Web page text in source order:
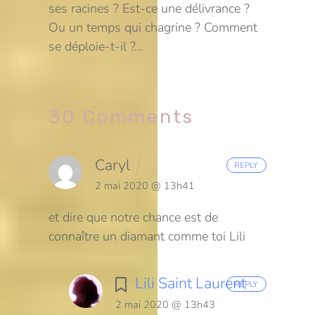
ses racines ? Est-ce une délivrance ?
Ou un temps qui chagrine ? Comment
se déploie-t-il ?…
30 Comments
Caryl
2 mai 2020 @ 13h41
et dire que notre chance est de
connaître un diamant comme toi Lili
REPLY
Lili Saint Laurent
2 mai 2020 @ 13h43
REPLY